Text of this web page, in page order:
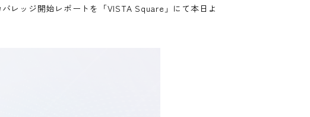
レッジ開始レポートを「VISTA Square」にて本日よ